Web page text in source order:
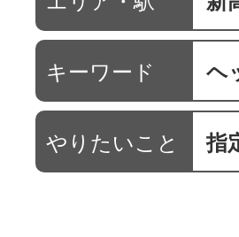
キーワード ヘ
やりたいこと 指